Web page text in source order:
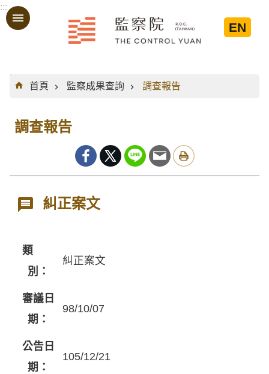
跳到主要內容區塊
:::
EN
:::
首頁
監察成果查詢 調查報告
調查報告
糾正案文
類
別：
糾正案文
審議日
期：
98/10/07
公告日
期：
105/12/21